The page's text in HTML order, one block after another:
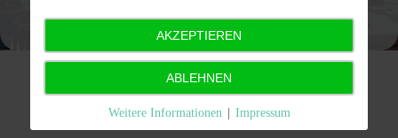
Patienteninformationen Gästebuch
AKZEPTIEREN
ABLEHNEN
Weitere Informationen Impressum